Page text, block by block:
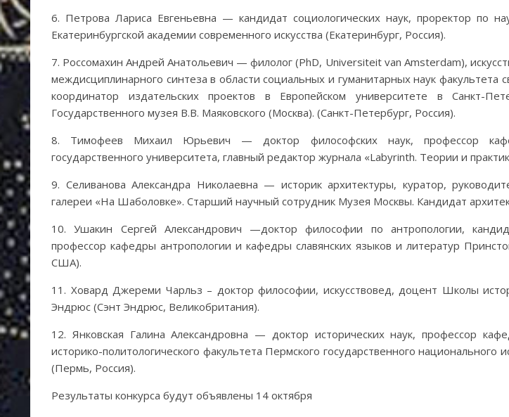
6. Петрова Лариса Евгеньевна — кандидат социологических наук, проректор по
Екатеринбургской академии современного искусства (Екатеринбург, Россия).
7. Россомахин Андрей Анатольевич — филолог (PhD, Universiteit van Amsterdam),
междисциплинарного синтеза в области социальных и гуманитарных наук факультета
координатор издательских проектов в Европейском университете в Санкт-
Государственного музея В.В. Маяковского (Москва). (Санкт-Петербург, Россия).
8. Тимофеев Михаил Юрьевич — доктор философских наук, профессор
государственного университета, главный редактор журнала «Labyrinth. Теории и
9. Селиванова Александра Николаевна — историк архитектуры, куратор,
галереи «На Шаболовке». Старший научный сотрудник Музея Москвы. Кандидат
10. Ушакин Сергей Александрович —доктор философии по антропологии,
профессор кафедры антропологии и кафедры славянских языков и литератур
США).
11. Ховард Джереми Чарльз – доктор философии, искусствовед, доцент Школы
Эндрюс (Сэнт Эндрюс, Великобритания).
12. Янковская Галина Александровна — доктор исторических наук, профессор
историко-политологического факультета Пермского государственного национального
(Пермь, Россия).
Результаты конкурса будут объявлены 14 октября